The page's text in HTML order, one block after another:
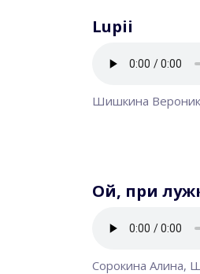
Lupii
Шишкина
Ой, при
Сорокина Алина,